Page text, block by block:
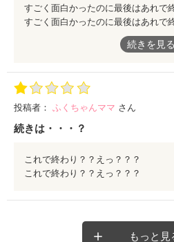
すごく面白かったのに最後はあれで
続きが気になってしょうがないです
続きを見る
投稿者： ふくちゃんママ さん
続きは・・・？
これで終わり？？えっ？？？
これで終わり？？えっ？？？
もっと見